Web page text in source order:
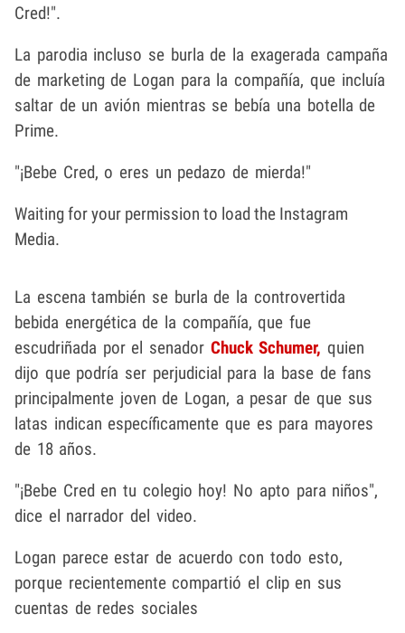
Cred!".
La parodia incluso se burla de la exagerada campaña
de marketing de Logan para la compañía, que incluía
saltar de un avión mientras se bebía una botella de
Prime.
"¡Bebe Cred, o eres un pedazo de mierda!"
Waiting for your permission to load the Instagram
Media.
La escena también se burla de la controvertida
bebida energética de la compañía, que fue
escudriñada por el senador Chuck Schumer, quien
dijo que podría ser perjudicial para la base de fans
principalmente joven de Logan, a pesar de que sus
latas indican específicamente que es para mayores
de 18 años.
"¡Bebe Cred en tu colegio hoy! No apto para niños",
dice el narrador del video.
Logan parece estar de acuerdo con todo esto,
porque recientemente compartió el clip en sus
cuentas de redes sociales